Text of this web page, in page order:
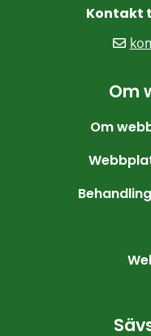
Kontakt
Om
Om